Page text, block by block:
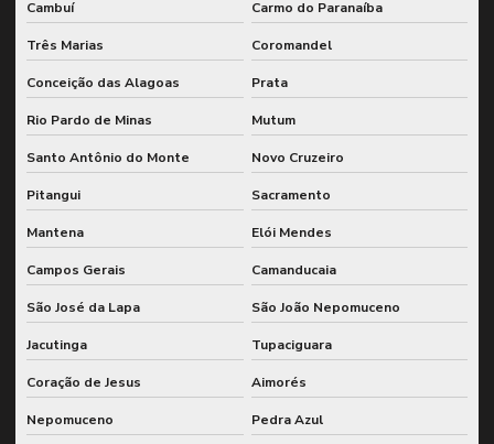
Cambuí Carmo do Paranaíba
Três Marias Coromandel
Conceição das Alagoas Prata
Rio Pardo de Minas Mutum
Santo Antônio do Monte Novo Cruzeiro
Pitangui Sacramento
Mantena Elói Mendes
Campos Gerais Camanducaia
São José da Lapa São João Nepomuceno
Jacutinga Tupaciguara
Coração de Jesus Aimorés
Nepomuceno Pedra Azul